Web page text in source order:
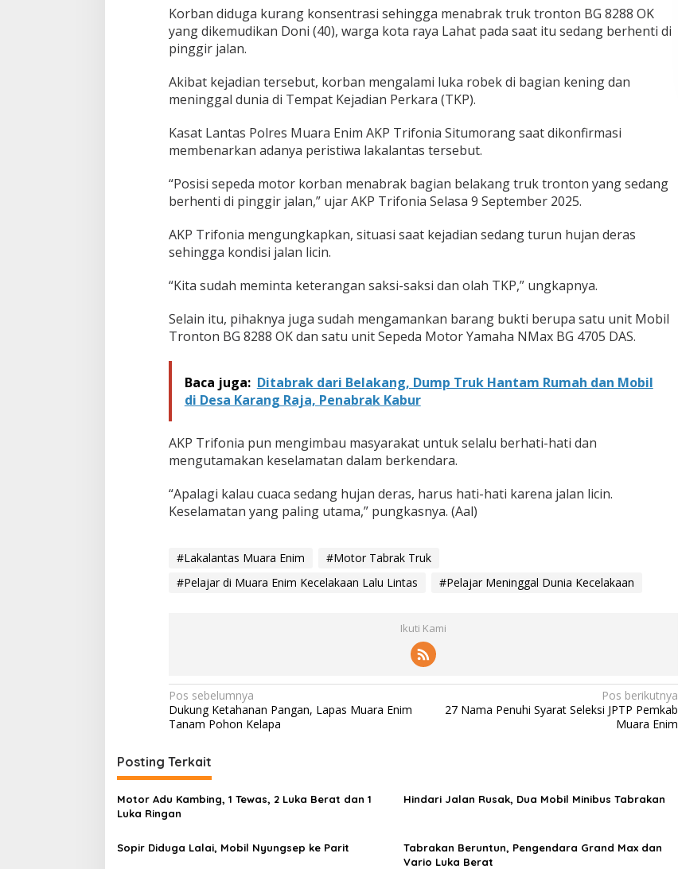
a
r
d
u
a
r
E
n
m
e
i
n
g
a
D
u
a
Korban diduga kurang konsentrasi sehingga menabrak truk tronton BG 8288 OK
yang dikemudikan Doni (40), warga kota raya Lahat pada saat itu sedang berhenti di
pinggir jalan.
Akibat kejadian tersebut, korban mengalami luka robek di bagian kening dan
meninggal dunia di Tempat Kejadian Perkara (TKP).
Kasat Lantas Polres Muara Enim AKP Trifonia Situmorang saat dikonfirmasi
membenarkan adanya peristiwa lakalantas tersebut.
“Posisi sepeda motor korban menabrak bagian belakang truk tronton yang sedang
berhenti di pinggir jalan,” ujar AKP Trifonia Selasa 9 September 2025.
AKP Trifonia mengungkapkan, situasi saat kejadian sedang turun hujan deras
sehingga kondisi jalan licin.
“Kita sudah meminta keterangan saksi-saksi dan olah TKP,” ungkapnya.
Selain itu, pihaknya juga sudah mengamankan barang bukti berupa satu unit Mobil
Tronton BG 8288 OK dan satu unit Sepeda Motor Yamaha NMax BG 4705 DAS.
Baca juga: Ditabrak dari Belakang, Dump Truk Hantam Rumah dan Mobil
di Desa Karang Raja, Penabrak Kabur
AKP Trifonia pun mengimbau masyarakat untuk selalu berhati-hati dan
mengutamakan keselamatan dalam berkendara.
“Apalagi kalau cuaca sedang hujan deras, harus hati-hati karena jalan licin.
Keselamatan yang paling utama,” pungkasnya. (Aal)
#Lakalantas Muara Enim
#Motor Tabrak Truk
#Pelajar di Muara Enim Kecelakaan Lalu Lintas
#Pelajar Meninggal Dunia Kecelakaan
Ikuti Kami
N
a
i
g
a
i
Pos sebelumnya
Dukung Ketahanan Pangan, Lapas Muara Enim
Tanam Pohon Kelapa
Pos berikutnya
27 Nama Penuhi Syarat Seleksi JPTP Pemkab
Muara Enim
Posting Terkait
Motor Adu Kambing, 1 Tewas, 2 Luka Berat dan 1
Luka Ringan
Hindari Jalan Rusak, Dua Mobil Minibus Tabrakan
Sopir Diduga Lalai, Mobil Nyungsep ke Parit
Tabrakan Beruntun, Pengendara Grand Max dan
Vario Luka Berat